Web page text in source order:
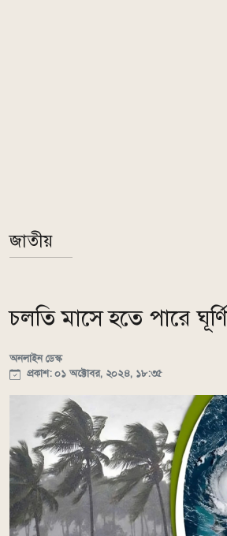
জাতীয়
চলতি মাসে হতে পারে
অনলাইন ডেস্ক
প্রকাশ: ০১ অক্টোবর, ২০২৪, ১৮:৩৫